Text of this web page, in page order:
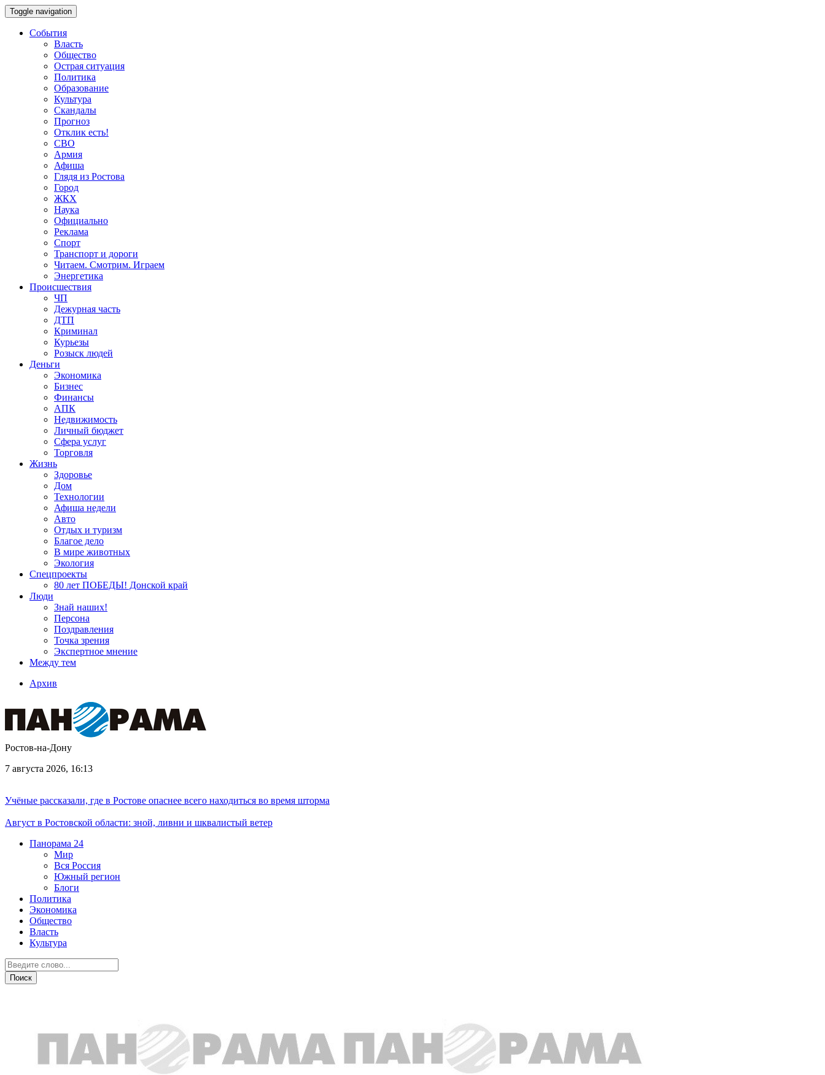
Toggle navigation
События
Власть
Общество
Острая ситуация
Политика
Образование
Культура
Скандалы
Прогноз
Отклик есть!
СВО
Армия
Афиша
Глядя из Ростова
Город
ЖКХ
Наука
Официально
Реклама
Спорт
Транспорт и дороги
Читаем. Смотрим. Играем
Энергетика
Происшествия
ЧП
Дежурная часть
ДТП
Криминал
Курьезы
Розыск людей
Деньги
Экономика
Бизнес
Финансы
АПК
Недвижимость
Личный бюджет
Сфера услуг
Торговля
Жизнь
Здоровье
Дом
Технологии
Афиша недели
Авто
Отдых и туризм
Благое дело
В мире животных
Экология
Спецпроекты
80 лет ПОБЕДЫ! Донской край
Люди
Знай наших!
Персона
Поздравления
Точка зрения
Экспертное мнение
Между тем
Архив
Ростов-на-Дону
7 августа 2026, 16:13
Учёные рассказали, где в Ростове опаснее всего находиться во время шторма
Август в Ростовской области: зной, ливни и шквалистый ветер
Панорама 24
Мир
Вся Россия
Южный регион
Блоги
Политика
Экономика
Общество
Власть
Культура